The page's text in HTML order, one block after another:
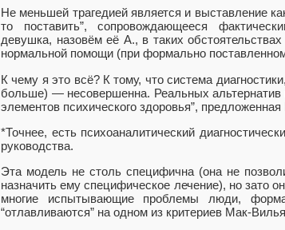
Не меньшей трагедией является и выставление
то поставить”, сопровождающееся
девушка, назовём её А., в таких
нормальной помощи (при формально
К чему я это всё? К тому, что система
больше) — несовершенна. Реальных альтернатив
элементов психического здоровья”,
*Точнее, есть психоаналитический
руководства.
Эта модель не столь специфична (она не
назначить ему специфическое лечение), но зато
многие испытывающие проблемы люди,
“отлавливаются” на одном из критериев Мак-